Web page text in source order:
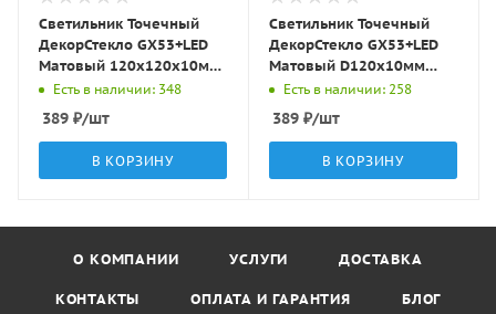
Светильник Точечный
ДекорСтекло GX53+LED
Матовый 120х120х10мм
IP20 GX003L-M1 LBT
Есть в наличии: 348
389 ₽/шт
В КОРЗИНУ
Светильник Точечный
ДекорСтекло GX53+LED
Матовый D120х10мм
IP20 GX001L-M1 LBT
Есть в наличии: 258
389 ₽/шт
В КОРЗИНУ
О КОМПАНИИ УСЛУГИ ДОСТАВКА
КОНТАКТЫ ОПЛАТА И ГАРАНТИЯ БЛОГ